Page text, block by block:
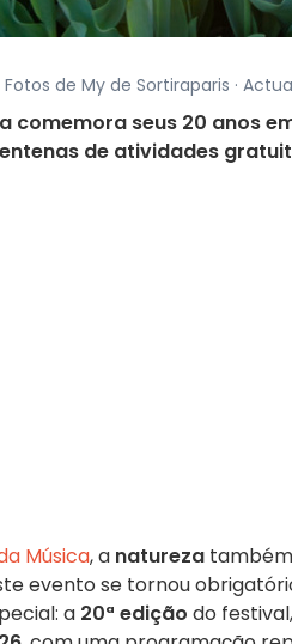
Fotos de My de Sortiraparis ·
comemora seus 20 anos
de atividades
Música, a natureza
evento se tornou
a 20ª edição do